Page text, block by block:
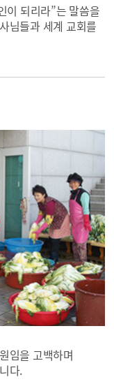
이 되리라”는 말씀을
님들과 세계 교회를
임을 고백하며
다.